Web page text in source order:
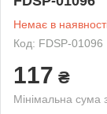
Немає в
Код: FDSP-01096
117 ₴
Мінімальна сума